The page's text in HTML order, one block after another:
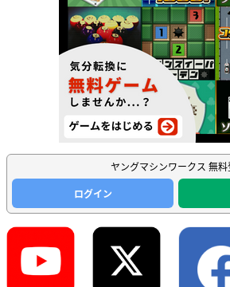
ヤングマシンワークス 無料
ログイン